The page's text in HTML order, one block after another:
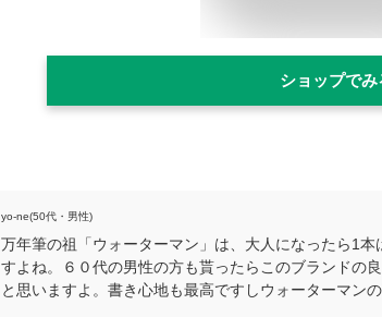
ショップでみ
yo-ne(50代・男性)
万年筆の祖「ウォーターマン」は、大人になったら1
すよね。６０代の男性の方も貰ったらこのブランドの
と思いますよ。書き心地も最高ですしウォーターマン